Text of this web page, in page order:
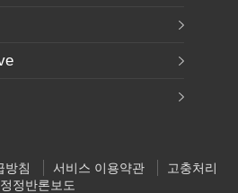
방침 서비스 이용약관
고충처리
정정반론보도